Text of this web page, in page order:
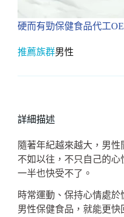
硬而有勁保健食品代工
推薦族群男性
詳細描述
隨著年紀越來越大，男
不如以往，不只自己的心
一半也快受不了。
時常運動、保持心情處於
男性保健食品，就能更快